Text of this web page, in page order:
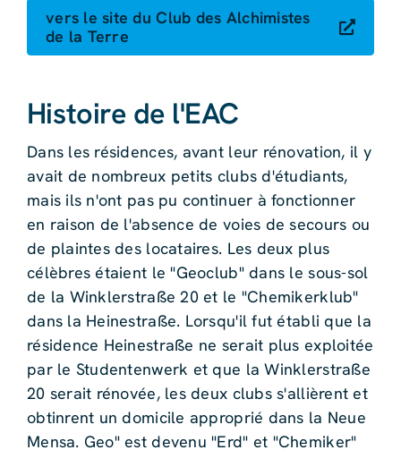
vers le site du Club des Alchimistes
de la Terre
Histoire de l'EAC
Dans les résidences, avant leur rénovation, il y
avait de nombreux petits clubs d'étudiants,
mais ils n'ont pas pu continuer à fonctionner
en raison de l'absence de voies de secours ou
de plaintes des locataires. Les deux plus
célèbres étaient le "Geoclub" dans le sous-sol
de la Winklerstraße 20 et le "Chemikerklub"
dans la Heinestraße. Lorsqu'il fut établi que la
résidence Heinestraße ne serait plus exploitée
par le Studentenwerk et que la Winklerstraße
20 serait rénovée, les deux clubs s'allièrent et
obtinrent un domicile approprié dans la Neue
Mensa. Geo" est devenu "Erd" et "Chemiker"